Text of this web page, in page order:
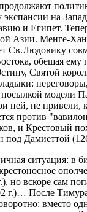
на
и Египет.
Азии. Менге-
Св.Людовику
обещая ему
Святой
модели
ней, не привели,
против
и Крестовый
под Дамиеттой
ситуация: в
но вскоре сам
г.)… После
вместо